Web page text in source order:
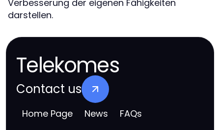
Verbesserung der eigenen Fähigkeiten
darstellen.
Telekomes
Contact us
Home Page News FAQs